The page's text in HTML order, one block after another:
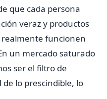
que cada persona
veraz y productos
realmente funcionen
un mercado saturado
ser el filtro de
lo prescindible, lo